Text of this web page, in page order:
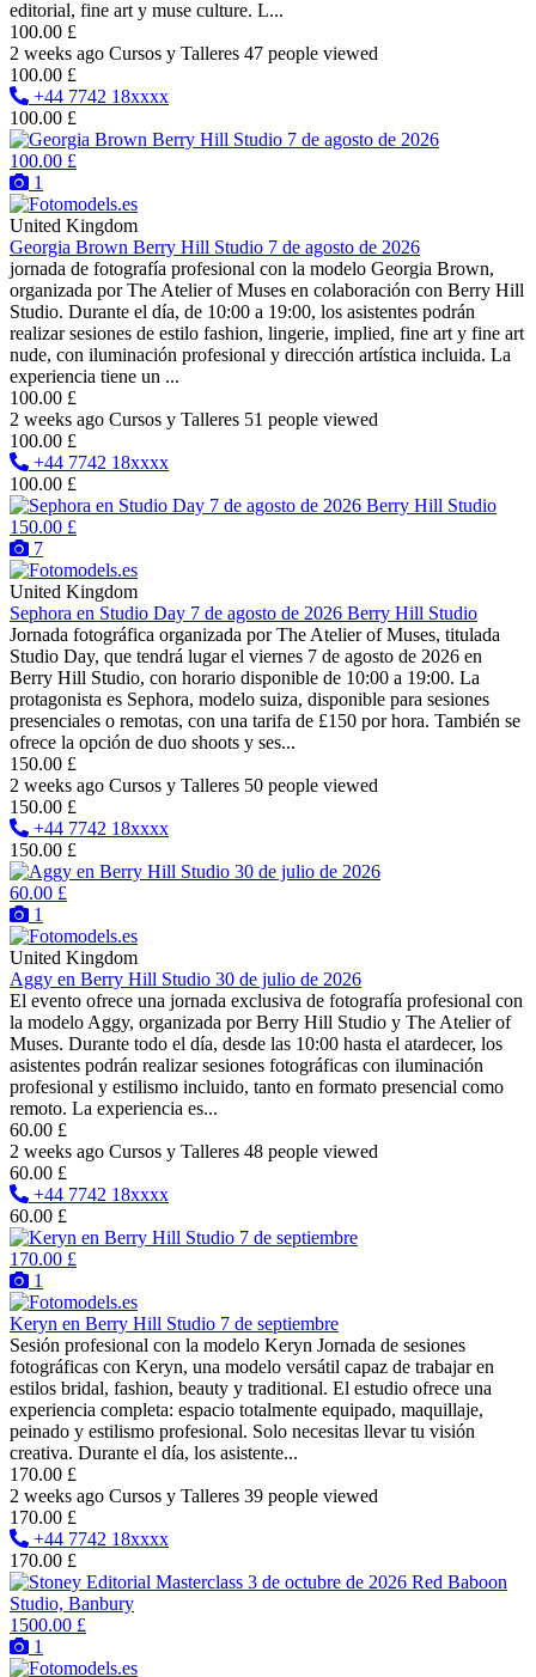
editorial, fine art y muse culture. L...
100.00 £
2 weeks ago Cursos y Talleres 47 people viewed
100.00 £
+44 7742 18xxxx
100.00 £
100.00 £
1
United Kingdom
Georgia Brown Berry Hill Studio 7 de agosto de 2026
jornada de fotografía profesional con la modelo Georgia Brown,
organizada por The Atelier of Muses en colaboración con Berry Hill
Studio. Durante el día, de 10:00 a 19:00, los asistentes podrán
realizar sesiones de estilo fashion, lingerie, implied, fine art y fine art
nude, con iluminación profesional y dirección artística incluida. La
experiencia tiene un ...
100.00 £
2 weeks ago Cursos y Talleres 51 people viewed
100.00 £
+44 7742 18xxxx
100.00 £
150.00 £
7
United Kingdom
Sephora en Studio Day 7 de agosto de 2026 Berry Hill Studio
Jornada fotográfica organizada por The Atelier of Muses, titulada
Studio Day, que tendrá lugar el viernes 7 de agosto de 2026 en
Berry Hill Studio, con horario disponible de 10:00 a 19:00. La
protagonista es Sephora, modelo suiza, disponible para sesiones
presenciales o remotas, con una tarifa de £150 por hora. También se
ofrece la opción de duo shoots y ses...
150.00 £
2 weeks ago Cursos y Talleres 50 people viewed
150.00 £
+44 7742 18xxxx
150.00 £
60.00 £
1
United Kingdom
Aggy en Berry Hill Studio 30 de julio de 2026
El evento ofrece una jornada exclusiva de fotografía profesional con
la modelo Aggy, organizada por Berry Hill Studio y The Atelier of
Muses. Durante todo el día, desde las 10:00 hasta el atardecer, los
asistentes podrán realizar sesiones fotográficas con iluminación
profesional y estilismo incluido, tanto en formato presencial como
remoto. La experiencia es...
60.00 £
2 weeks ago Cursos y Talleres 48 people viewed
60.00 £
+44 7742 18xxxx
60.00 £
170.00 £
1
Keryn en Berry Hill Studio 7 de septiembre
Sesión profesional con la modelo Keryn Jornada de sesiones
fotográficas con Keryn, una modelo versátil capaz de trabajar en
estilos bridal, fashion, beauty y traditional. El estudio ofrece una
experiencia completa: espacio totalmente equipado, maquillaje,
peinado y estilismo profesional. Solo necesitas llevar tu visión
creativa. Durante el día, los asistente...
170.00 £
2 weeks ago Cursos y Talleres 39 people viewed
170.00 £
+44 7742 18xxxx
170.00 £
1500.00 £
1